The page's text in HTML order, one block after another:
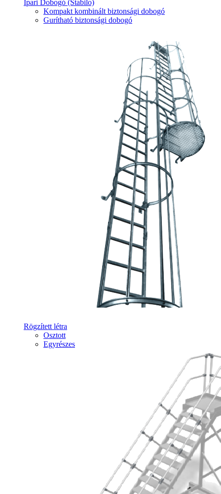
Ipari Dobogó (Stabilo)
Kompakt kombinált biztonsági dobogó
Gurítható biztonsági dobogó
Rögzített létra
Osztott
Egyrészes